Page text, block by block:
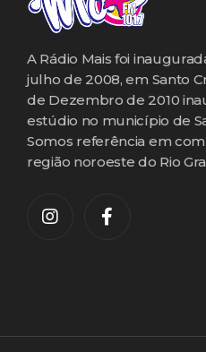
A Rádio Mais foi
julho de 2008, em Santo
de Dezembro de 2010
estúdio no município de
Somos referência em
região noroeste do Rio